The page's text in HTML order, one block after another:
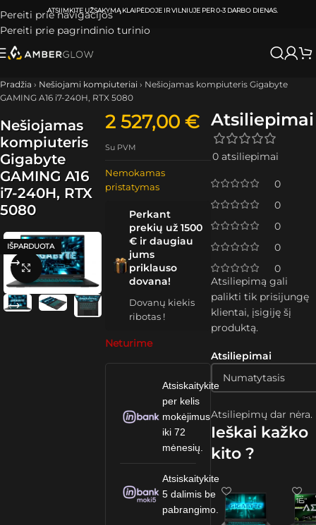
Pereiti prie navigacijos
Pereiti prie pagrindinio turinio
ATSIIMKITE UŽSAKYMĄKLAIPĖDOJE IR VILNIUJEPER0-3 DARBO DIENAS.
Pradžia › Nešiojami kompiuteriai › Nešiojamas kompiuteris Gigabyte
GAMING A16 i7-240H, RTX 5080
Nešiojamas
kompiuteris
Gigabyte
GAMING A16
i7-240H, RTX
5080
IŠPARDUOTA
Spustelėkite, kad padidintumėte
2 527,00€
Su PVM
Nemokamas
pristatymas
Perkant
prekių už 1500
€ ir daugiau
jums
priklauso
dovana!
Dovanų kiekis
ribotas !
Neturime
Atsiskaitykite
per kelis
mokėjimus
iki 72
mėnesių.
Atsiskaitykite
5 dalimis be
pabrangimo.
Atsiliepimai
0 atsiliepimai
0
0
0
0
0
Atsiliepimai
Atsiliepimų dar nėra.
Atsiliepimą gali
palikti tik prisijungę
klientai, įsigiję šį
produktą.
Ieškai kažko
kito ?